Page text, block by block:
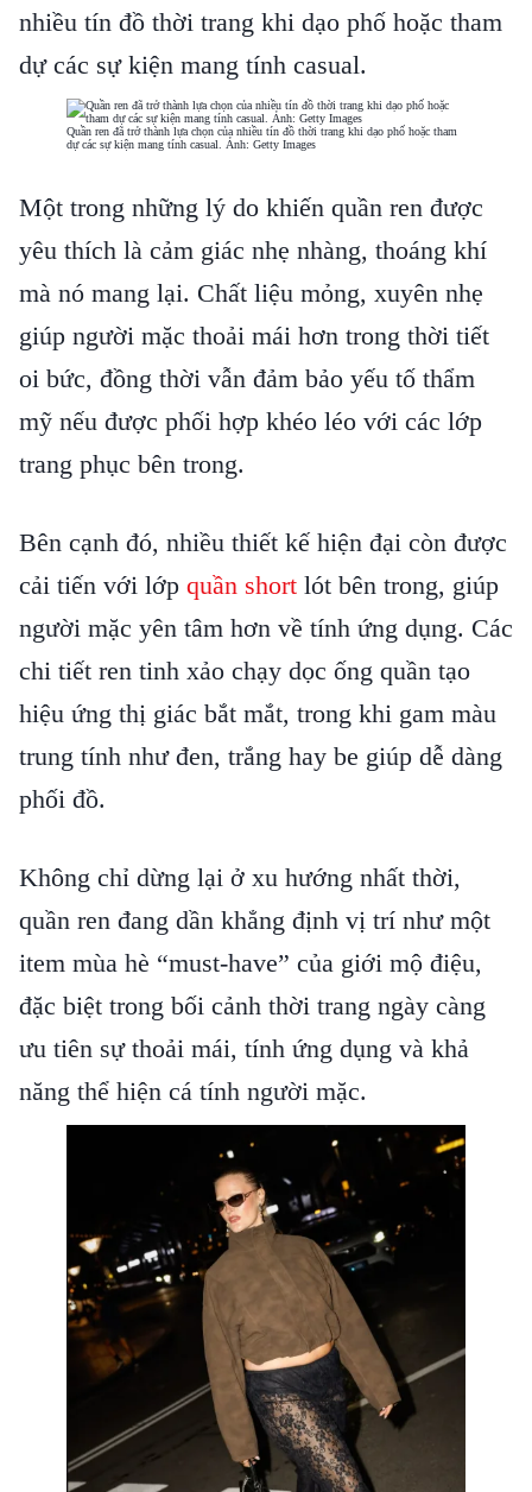
nhiều tín đồ thời trang khi dạo phố hoặc tham
dự các sự kiện mang tính casual.
Quần ren đã trở thành lựa chọn của nhiều tín đồ thời trang khi dạo phố hoặc tham
dự các sự kiện mang tính casual. Ảnh: Getty Images
Một trong những lý do khiến quần ren được
yêu thích là cảm giác nhẹ nhàng, thoáng khí
mà nó mang lại. Chất liệu mỏng, xuyên nhẹ
giúp người mặc thoải mái hơn trong thời tiết
oi bức, đồng thời vẫn đảm bảo yếu tố thẩm
mỹ nếu được phối hợp khéo léo với các lớp
trang phục bên trong.
Bên cạnh đó, nhiều thiết kế hiện đại còn được
cải tiến với lớp quần short lót bên trong, giúp
người mặc yên tâm hơn về tính ứng dụng. Các
chi tiết ren tinh xảo chạy dọc ống quần tạo
hiệu ứng thị giác bắt mắt, trong khi gam màu
trung tính như đen, trắng hay be giúp dễ dàng
phối đồ.
Không chỉ dừng lại ở xu hướng nhất thời,
quần ren đang dần khẳng định vị trí như một
item mùa hè “must-have” của giới mộ điệu,
đặc biệt trong bối cảnh thời trang ngày càng
ưu tiên sự thoải mái, tính ứng dụng và khả
năng thể hiện cá tính người mặc.